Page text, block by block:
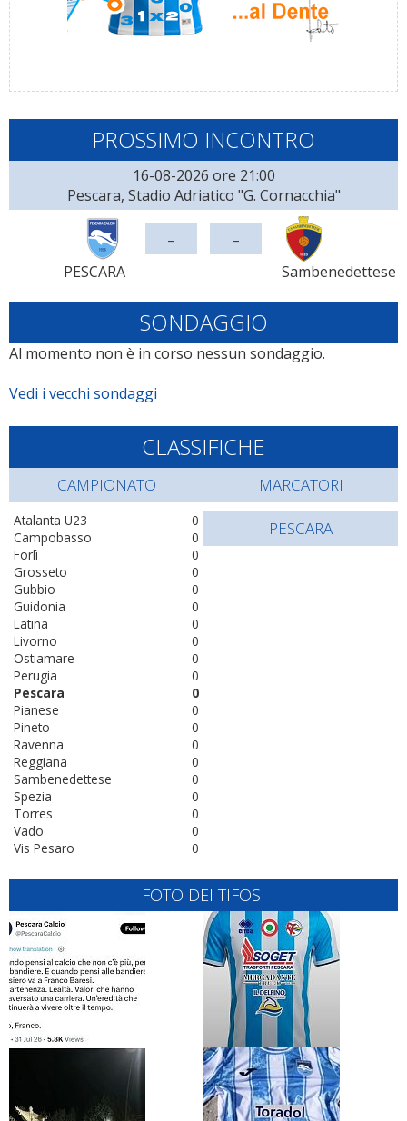
PROSSIMO INCONTRO
16-08-2026 ore 21:00
Pescara, Stadio Adriatico "G. Cornacchia"
PESCARA
- -
Sambenedettese
SONDAGGIO
Al momento non è in corso nessun sondaggio.
Vedi i vecchi sondaggi
CLASSIFICHE
CAMPIONATO
0
Atalanta U23
0
Campobasso
0
Forlì
0
Grosseto
0
Gubbio
0
Guidonia
0
Latina
0
Livorno
0
Ostiamare
0
Perugia
0
Pescara
0
Pianese
0
Pineto
0
Ravenna
0
Reggiana
0
Sambenedettese
0
Spezia
0
Torres
0
Vado
0
Vis Pesaro
MARCATORI
PESCARA
FOTO DEI TIFOSI